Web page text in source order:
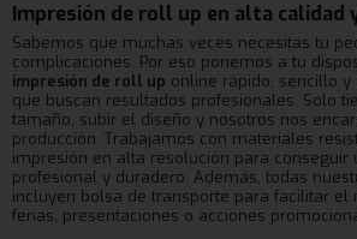
Impresión de roll up en alta calidad
Sabemos que muchas veces necesitas tu
complicaciones. Por eso ponemos a tu
impresión de roll up online rápido, sencillo
que buscan resultados profesionales. Solo
tamaño, subir el diseño y nosotros nos
producción. Trabajamos con materiales
impresión en alta resolución para conseguir
profesional y duradero. Además, todas
incluyen bolsa de transporte para facilitar el
ferias, presentaciones o acciones